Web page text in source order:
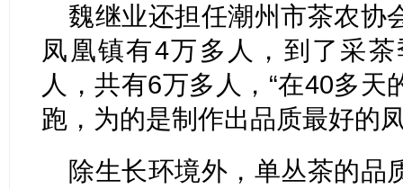
魏继业还担任潮州市茶农协
凤凰镇有4万多人，到了采
人，共有6万多人，“在40多
跑，为的是制作出品质最好的
除生长环境外，单丛茶的品